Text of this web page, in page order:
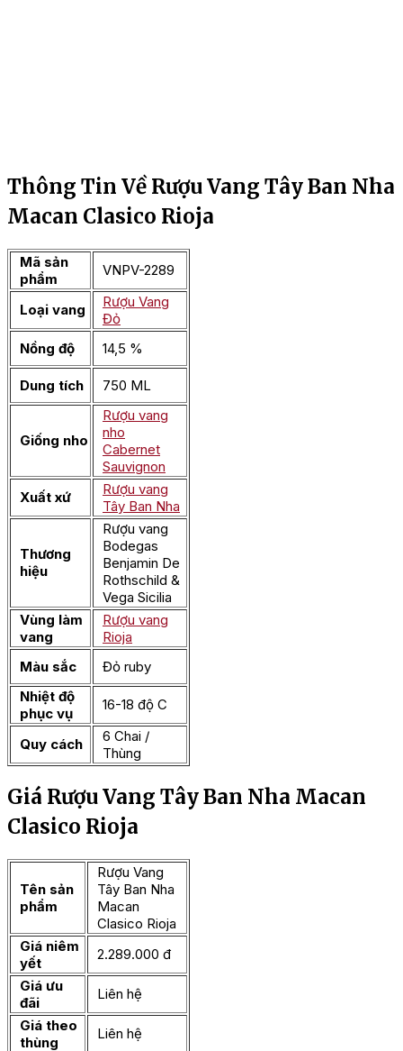
Thông Tin Về Rượu Vang Tây Ban Nha
Macan Clasico Rioja
Mã sản
phẩm
VNPV-2289
Loại vang
Rượu Vang
Đỏ
Nồng độ
14,5 %
Dung tích 750 ML
Giống nho
Rượu vang
nho
Cabernet
Sauvignon
Xuất xứ
Rượu vang
Tây Ban Nha
Thương
hiệu
Rượu vang
Bodegas
Benjamin De
Rothschild &
Vega Sicilia
Vùng làm
vang
Rượu vang
Rioja
Màu sắc
Đỏ ruby
Nhiệt độ
phục vụ
16-18 độ C
Quy cách
6 Chai /
Thùng
Giá Rượu Vang Tây Ban Nha Macan
Clasico Rioja
Tên sản
phẩm
Rượu Vang
Tây Ban Nha
Macan
Clasico Rioja
Giá niêm
yết
2.289.000 đ
Giá ưu
đãi
Liên hệ
Giá theo
thùng
Liên hệ